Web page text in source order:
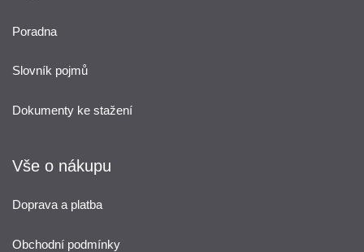
Poradna
Slovník pojmů
Dokumenty ke stažení
Vše o nákupu
Doprava a platba
Obchodní podmínky